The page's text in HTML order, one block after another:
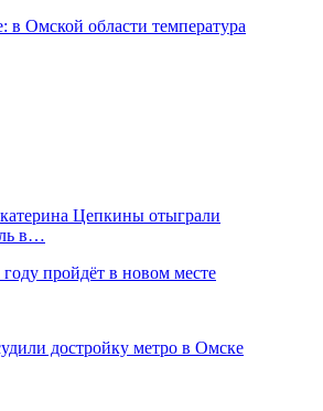
Омской области температура
Цепкины отыграли
в…
пройдёт в новом месте
достройку метро в Омске